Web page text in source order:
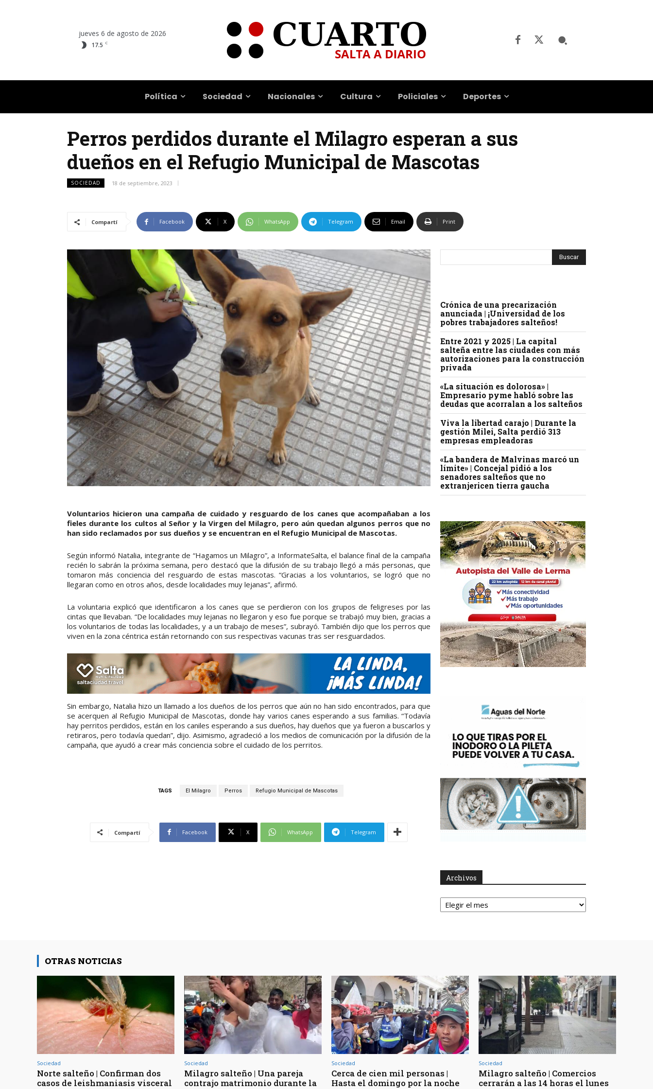
jueves 6 de agosto de 2026
17.5 C
Política Sociedad Nacionales Cultura Policiales Deportes
Perros perdidos durante el Milagro esperan a sus
dueños en el Refugio Municipal de Mascotas
SOCIEDAD 18 de septiembre, 2023
Compartí Facebook X WhatsApp Telegram Email Print
Voluntarios hicieron una campaña de cuidado y resguardo de los canes que acompañaban a los
fieles durante los cultos al Señor y la Virgen del Milagro, pero aún quedan algunos perros que no
han sido reclamados por sus dueños y se encuentran en el Refugio Municipal de Mascotas.
Según informó Natalia, integrante de “Hagamos un Milagro”, a InformateSalta, el balance final de la campaña
recién lo sabrán la próxima semana, pero destacó que la difusión de su trabajo llegó a más personas, que
tomaron más conciencia del resguardo de estas mascotas. “Gracias a los voluntarios, se logró que no
llegaran como en otros años, desde localidades muy lejanas”, afirmó.
La voluntaria explicó que identificaron a los canes que se perdieron con los grupos de feligreses por las
cintas que llevaban. “De localidades muy lejanas no llegaron y eso fue porque se trabajó muy bien, gracias a
los voluntarios de todas las localidades, y a un trabajo de meses”, subrayó. También dijo que los perros que
viven en la zona céntrica están retornando con sus respectivas vacunas tras ser resguardados.
Sin embargo, Natalia hizo un llamado a los dueños de los perros que aún no han sido encontrados, para que
se acerquen al Refugio Municipal de Mascotas, donde hay varios canes esperando a sus familias. “Todavía
hay perritos perdidos, están en los caniles esperando a sus dueños, hay dueños que ya fueron a buscarlos y
retiraros, pero todavía quedan”, dijo. Asimismo, agradeció a los medios de comunicación por la difusión de la
campaña, que ayudó a crear más conciencia sobre el cuidado de los perritos.
TAGS El Milagro Perros Refugio Municipal de Mascotas
Compartí Facebook X WhatsApp Telegram
Crónica de una precarización
anunciada | ¡Universidad de los
pobres trabajadores salteños!
Entre 2021 y 2025 | La capital
salteña entre las ciudades con más
autorizaciones para la construcción
privada
«La situación es dolorosa» |
Empresario pyme habló sobre las
deudas que acorralan a los salteños
Viva la libertad carajo | Durante la
gestión Milei, Salta perdió 313
empresas empleadoras
«La bandera de Malvinas marcó un
límite» | Concejal pidió a los
senadores salteños que no
extranjericen tierra gaucha
Archivos
Archivos
OTRAS NOTICIAS
Sociedad
Norte salteño | Confirman dos
casos de leishmaniasis visceral
Sociedad
Milagro salteño | Una pareja
contrajo matrimonio durante la
Sociedad
Cerca de cien mil personas |
Hasta el domingo por la noche
Sociedad
Milagro salteño | Comercios
cerrarán a las 14 horas el lunes